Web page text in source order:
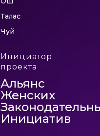
Талас
Чуй
Инициатор
проекта
Альянс
Женских
Инициатив